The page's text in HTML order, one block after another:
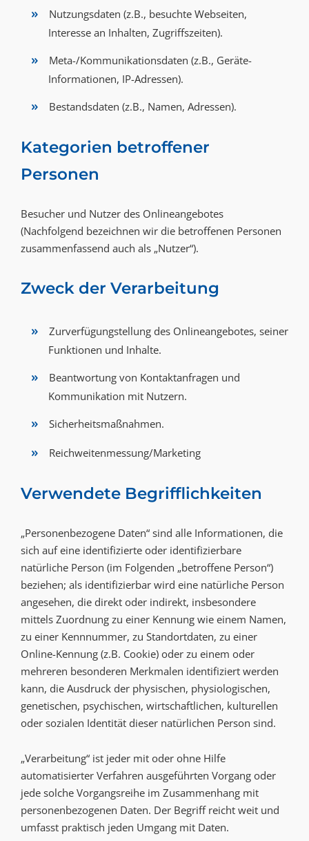
Nutzungsdaten (z.B., besuchte Webseiten,
Interesse an Inhalten, Zugriffszeiten).
Meta-/Kommunikationsdaten (z.B., Geräte-
Informationen, IP-Adressen).
Bestandsdaten (z.B., Namen, Adressen).
Kategorien betroffener
Personen
Besucher und Nutzer des Onlineangebotes
(Nachfolgend bezeichnen wir die betroffenen Personen
zusammenfassend auch als „Nutzer“).
Zweck der Verarbeitung
Zurverfügungstellung des Onlineangebotes, seiner
Funktionen und Inhalte.
Beantwortung von Kontaktanfragen und
Kommunikation mit Nutzern.
Sicherheitsmaßnahmen.
Reichweitenmessung/Marketing
Verwendete Begrifflichkeiten
„Personenbezogene Daten“ sind alle Informationen, die
sich auf eine identifizierte oder identifizierbare
natürliche Person (im Folgenden „betroffene Person“)
beziehen; als identifizierbar wird eine natürliche Person
angesehen, die direkt oder indirekt, insbesondere
mittels Zuordnung zu einer Kennung wie einem Namen,
zu einer Kennnummer, zu Standortdaten, zu einer
Online-Kennung (z.B. Cookie) oder zu einem oder
mehreren besonderen Merkmalen identifiziert werden
kann, die Ausdruck der physischen, physiologischen,
genetischen, psychischen, wirtschaftlichen, kulturellen
oder sozialen Identität dieser natürlichen Person sind.
„Verarbeitung“ ist jeder mit oder ohne Hilfe
automatisierter Verfahren ausgeführten Vorgang oder
jede solche Vorgangsreihe im Zusammenhang mit
personenbezogenen Daten. Der Begriff reicht weit und
umfasst praktisch jeden Umgang mit Daten.